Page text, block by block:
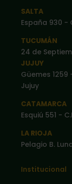
SALTA
España 930 -
TUCUMÁN
24 de
JUJUY
Güemes 1259
Jujuy
CATAMARCA
Esquiú 551 -
LA RIOJA
Pelagio B.
Institucional